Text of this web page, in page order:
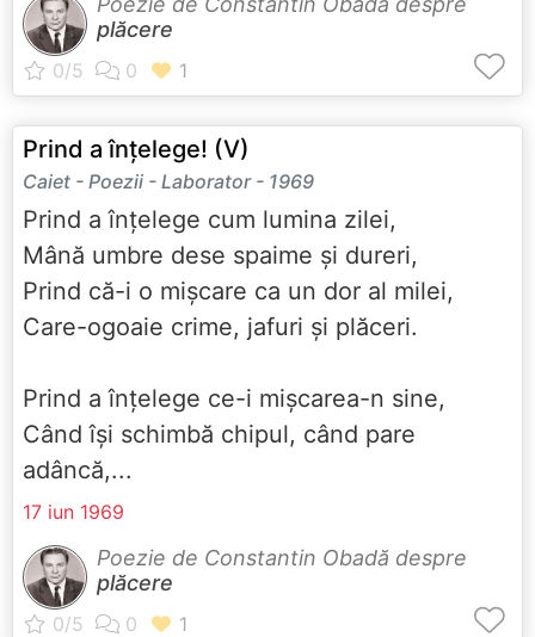
plăcere
Prind a înțelege! (V)
Caiet - Poezii - Laborator - 1969
Prind a înțelege cum lumina zilei,
Mână umbre dese spaime și dureri,
Prind că-i o mișcare ca un dor al milei,
Care-ogoaie crime, jafuri și plăceri.
Prind a înțelege ce-i mișcarea-n sine,
Când își schimbă chipul, când pare
adâncă,...
17 iun 1969
Poezie de Constantin Obadă despre
plăcere